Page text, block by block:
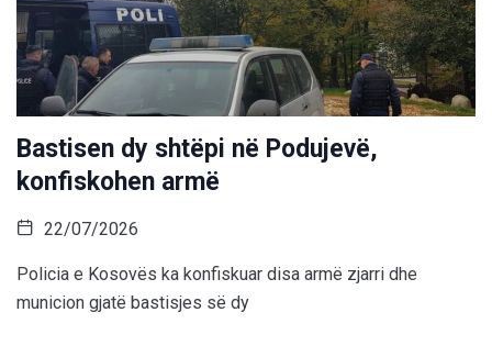
Bastisen dy shtëpi në Podujevë,
konfiskohen armë
22/07/2026
Policia e Kosovës ka konfiskuar disa armë zjarri dhe
municion gjatë bastisjes së dy